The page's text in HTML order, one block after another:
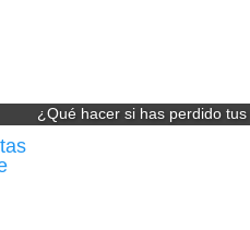
¿Qué hacer si has perdido